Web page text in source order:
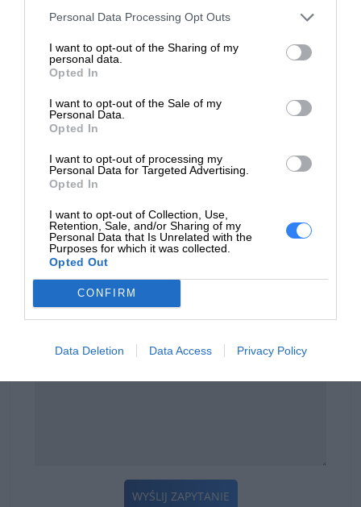
Personal Data Processing Opt Outs
I want to opt-out of the Sharing of my
personal data.
Opted In
I want to opt-out of the Sale of my
Personal Data.
Opted In
I want to opt-out of processing my
Personal Data for Targeted Advertising.
Opted In
I want to opt-out of Collection, Use,
Retention, Sale, and/or Sharing of my
Personal Data that Is Unrelated with the
Purposes for which it was collected.
Opted Out
CONFIRM
Data Deletion Data Access Privacy Policy
Wybrane modele terminali Dell posiadają nowatorskie
zabezpieczenia jak dostęp do szyfrowania TPM z
możliwością rozpoznawania naruszenia integralności
bezpiecznie przechowywanie kluczy szyfrowania,
certyfikatów i haseł. Terminale Della są również zgodne
ze wszystkimi najważniejszymi rozwiązaniami do
wirtualizacji, w tym z Citrix XenDesktop, Microsoft RDS i
VMware Horizon.
W zależności od konfiguracji terminale Dell Wyse
pracują pod kontrolą systemu operacyjego Wyse ThinOS
lub Windows i oferują możliwość podłączenia wielu
https://dell.com
Pomoc
techniczna
https://www.dell.com/support/
pl/category/product-support/self-
Zapytanie o "Terminal DELL Wyse 5070 Thin Client
J5005 8GB 32GB WiFi Wyse ThinOS 3YCAR"
WYŚLIJ ZAPYTANIE